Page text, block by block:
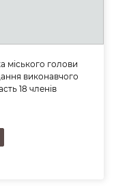
міського голови
виконавчого
18 членів